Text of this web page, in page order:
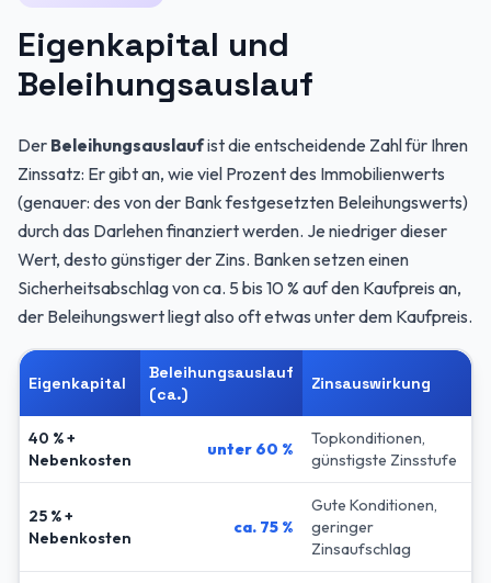
Eigenkapital und
Beleihungsauslauf
Der Beleihungsauslaufist die entscheidende Zahl für Ihren
Zinssatz: Er gibt an, wie viel Prozent des Immobilienwerts
(genauer: des von der Bank festgesetzten Beleihungswerts)
durch das Darlehen finanziert werden. Je niedriger dieser
Wert, desto günstiger der Zins. Banken setzen einen
Sicherheitsabschlag von ca. 5 bis 10 % auf den Kaufpreis an,
der Beleihungswert liegt also oft etwas unter dem Kaufpreis.
Eigenkapital
Beleihungsauslauf
(ca.)
Zinsauswirkung
40 % +
Nebenkosten
unter 60 %
Topkonditionen,
günstigste Zinsstufe
25 % +
Nebenkosten
ca. 75 %
Gute Konditionen,
geringer
Zinsaufschlag